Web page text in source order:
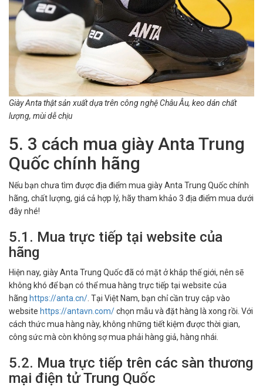
Giày Anta thật sản xuất dựa trên công nghệ Châu Âu, keo dán chất
lượng, mùi dễ chịu
5. 3 cách mua giày Anta Trung
Quốc chính hãng
Nếu bạn chưa tìm được địa điểm mua giày Anta Trung Quốc chính
hãng, chất lượng, giá cả hợp lý, hãy tham khảo 3 địa điểm mua dưới
đây nhé!
5.1. Mua trực tiếp tại website của
hãng
Hiện nay, giày Anta Trung Quốc đã có mặt ở khắp thế giới, nên sẽ
không khó để bạn có thể mua hàng trực tiếp tại website của
hãng https://anta.cn/ . Tại Việt Nam, bạn chỉ cần truy cập vào
website https://antavn.com/chọn mẫu và đặt hàng là xong rồi. Với
cách thức mua hàng này, không những tiết kiệm được thời gian,
công sức mà còn không sợ mua phải hàng giả, hàng nhái.
5.2. Mua trực tiếp trên các sàn thương
mại điện tử Trung Quốc